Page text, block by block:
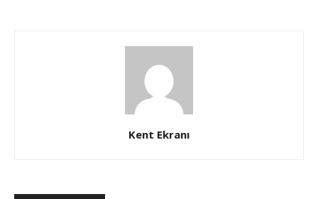
Kent Ekranı